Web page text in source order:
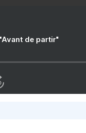
de partir"